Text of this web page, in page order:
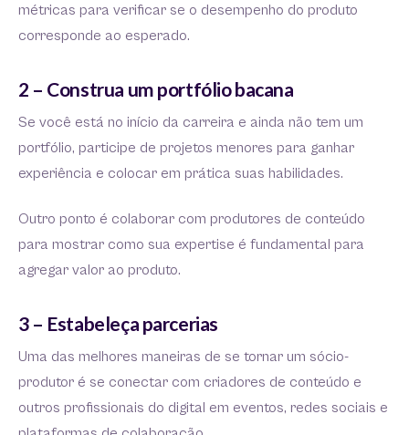
métricas para verificar se o desempenho do produto
corresponde ao esperado.
2 – Construa um portfólio bacana
Se você está no início da carreira e ainda não tem um
portfólio, participe de projetos menores para ganhar
experiência e colocar em prática suas habilidades.
Outro ponto é colaborar com produtores de conteúdo
para mostrar como sua expertise é fundamental para
agregar valor ao produto.
3 – Estabeleça parcerias
Uma das melhores maneiras de se tornar um sócio-
produtor é se conectar com criadores de conteúdo e
outros profissionais do digital em eventos, redes sociais e